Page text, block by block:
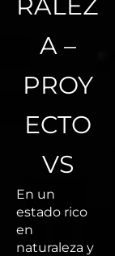
A –
PROY
ECTO
VS
En un
estado rico
en
naturaleza y